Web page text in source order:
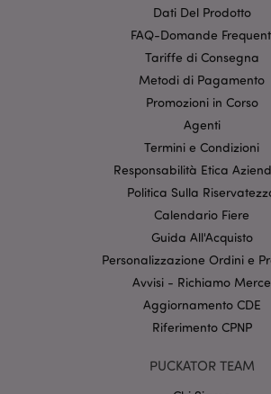
Dati Del Prodotto
FAQ-Domande
Tariffe di Consegna
Metodi di Pagamento
Promozioni in Corso
Agenti
Termini e Condizioni
Responsabilità Etica
Politica Sulla
Calendario Fiere
Guida All'Acquisto
Personalizzazione Ordini e
Avvisi - Richiamo Merce
Aggiornamento CDE
Riferimento CPNP
PUCKATOR TEAM
Targeting
Funzionalità
I cookie strettamente necessari
funzionalità di base del sito web come
propria area riservata e gestione
internet non può essere utilizzato
senza i cookie strettamente necessari.
CookieScriptConsent